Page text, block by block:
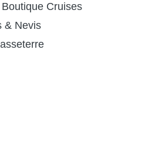
Cruises
& Nevis